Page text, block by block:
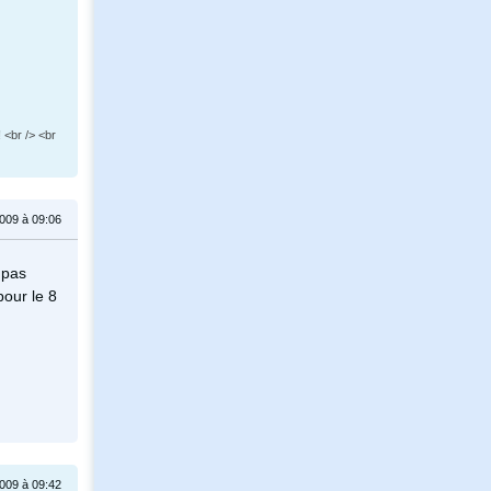
<br /> <br
à 09:06
le 8
à 09:42